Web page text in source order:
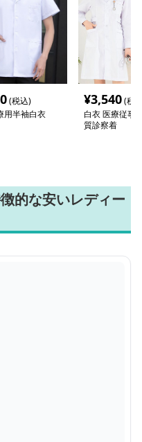
(税込)
用半袖白衣
¥3,540(税
白衣 医療従事
質診察着
的な安いレディー